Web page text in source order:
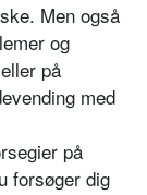
Men også
og
på
med
på
forsøger dig